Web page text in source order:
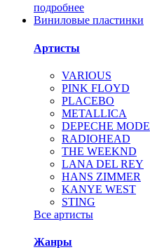
подробнее
Виниловые пластинки
Артисты
VARIOUS
PINK FLOYD
PLACEBO
METALLICA
DEPECHE MODE
RADIOHEAD
THE WEEKND
LANA DEL REY
HANS ZIMMER
KANYE WEST
STING
Все артисты
Жанры